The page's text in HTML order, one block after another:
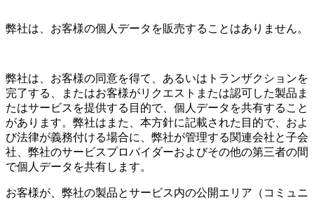
弊社は、お客様の個人データを販売することはありません。
弊社は、お客様の同意を得て、あるいはトランザクションを
完了する、またはお客様がリクエストまたは認可した製品ま
たはサービスを提供する目的で、個人データを共有すること
があります。弊社はまた、本方針に記載された目的で、およ
び法律が義務付ける場合に、弊社が管理する関連会社と子会
社、弊社のサービスプロバイダーおよびその他の第三者の間
で個人データを共有します。
お客様が、弊社の製品とサービス内の公開エリア（コミュニ